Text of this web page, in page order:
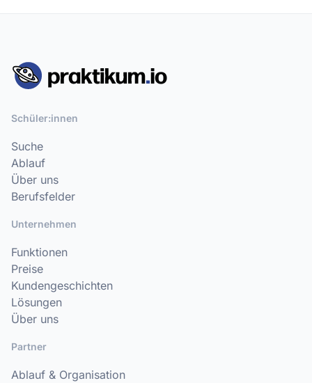
Schüler:innen
Suche
Ablauf
Über uns
Berufsfelder
Unternehmen
Funktionen
Preise
Kundengeschichten
Lösungen
Über uns
Partner
Ablauf & Organisation